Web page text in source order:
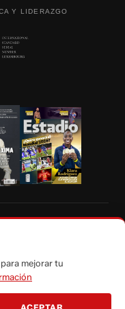
Y LIDERAZGO
de Vistazo.com.
mejorar tu
ACEPTAR